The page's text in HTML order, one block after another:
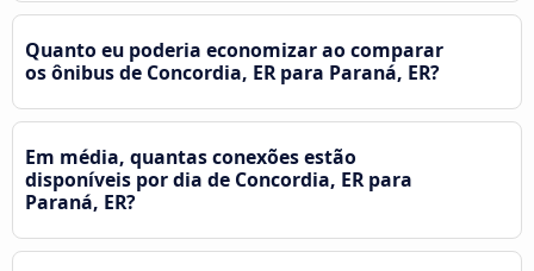
Quanto eu poderia economizar ao comparar
os ônibus de Concordia, ER para Paraná, ER?
Em média, quantas conexões estão
disponíveis por dia de Concordia, ER para
Paraná, ER?